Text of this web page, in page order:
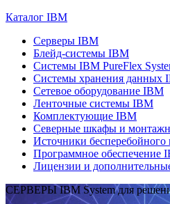
Каталог IBM
Серверы IBM
Блейд-системы IBM
Системы IBM PureFlex
Системы хранения данных
Сетевое оборудование IBM
Ленточные системы IBM
Комплектующие IBM
Северные шкафы и
Источники
Программное обеспечение
Лицензии и
СЕРВЕРЫ IBM System для